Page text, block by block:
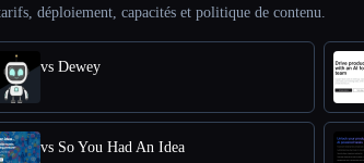
déploiement, capacités et politique de contenu.
vs Dewey
vs So You Had An Idea